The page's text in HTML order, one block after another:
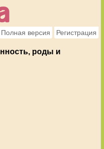
Полная версия Регистрация
роды и